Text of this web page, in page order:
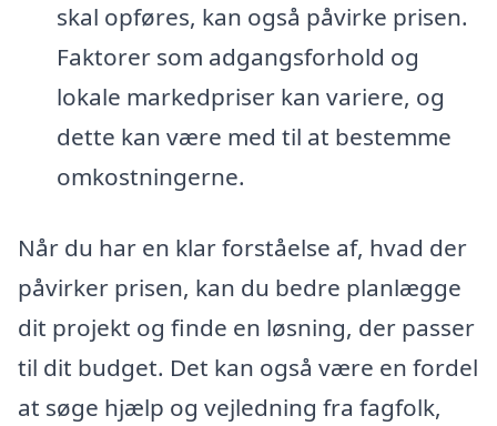
skal opføres, kan også påvirke prisen.
Faktorer som adgangsforhold og
lokale markedpriser kan variere, og
dette kan være med til at bestemme
omkostningerne.
Når du har en klar forståelse af, hvad der
påvirker prisen, kan du bedre planlægge
dit projekt og finde en løsning, der passer
til dit budget. Det kan også være en fordel
at søge hjælp og vejledning fra fagfolk,